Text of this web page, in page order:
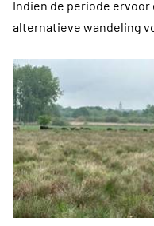
Indien de periode
alternatieve wandeling